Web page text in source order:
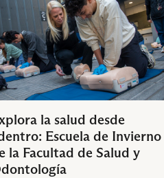
la salud desde
Escuela de Invierno
la Facultad de Salud y